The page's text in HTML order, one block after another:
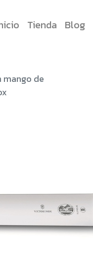
Tienda Blog
mango de